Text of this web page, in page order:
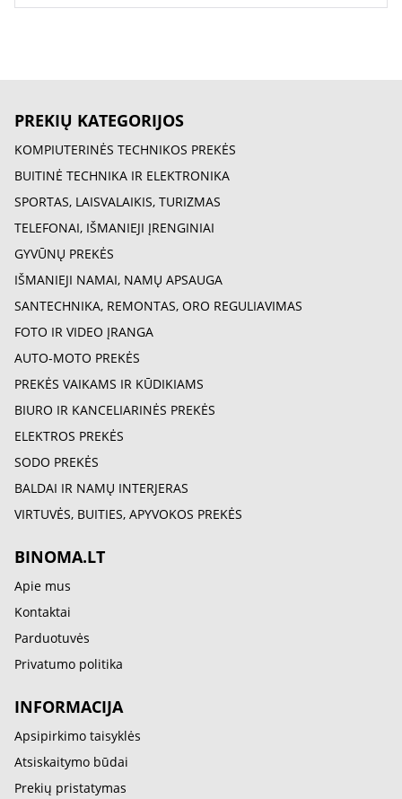
PREKIŲ KATEGORIJOS
KOMPIUTERINĖS TECHNIKOS PREKĖS
BUITINĖ TECHNIKA IR ELEKTRONIKA
SPORTAS, LAISVALAIKIS, TURIZMAS
TELEFONAI, IŠMANIEJI ĮRENGINIAI
GYVŪNŲ PREKĖS
IŠMANIEJI NAMAI, NAMŲ APSAUGA
SANTECHNIKA, REMONTAS, ORO REGULIAVIMAS
FOTO IR VIDEO ĮRANGA
AUTO-MOTO PREKĖS
PREKĖS VAIKAMS IR KŪDIKIAMS
BIURO IR KANCELIARINĖS PREKĖS
ELEKTROS PREKĖS
SODO PREKĖS
BALDAI IR NAMŲ INTERJERAS
VIRTUVĖS, BUITIES, APYVOKOS PREKĖS
BINOMA.LT
Apie mus
Kontaktai
Parduotuvės
Privatumo politika
INFORMACIJA
Apsipirkimo taisyklės
Atsiskaitymo būdai
Prekių pristatymas